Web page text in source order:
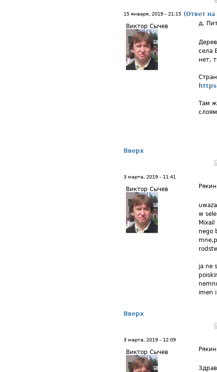
15 января, 2019 - 21:15 (Ответ
Виктор Сычев
д.
села
нет,
Там
Вверх
3 марта, 2019 - 11:41
Виктор Сычев
w
nego
ja ne
imen
Вверх
3 марта, 2019 - 12:09
Виктор Сычев